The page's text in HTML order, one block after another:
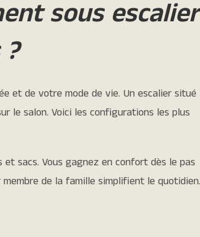
sous escalier
et de votre mode de vie. Un escalier situé
le salon. Voici les configurations les plus
sacs. Vous gagnez en confort dès le pas
de la famille simplifient le quotidien.